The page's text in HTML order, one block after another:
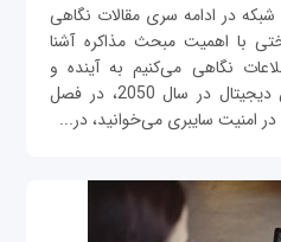
242 ماهنامه شبکه در ادامه سری مقالات نگاهى
با اهمیت مبحث مذاکره آشنا
نگاهی می‌کنیم به آینده و
وضعیت جهان واقعی و جهان دیجیتال در سال 2050، در فصل
امنیت سایبری می‌خوانید، در...